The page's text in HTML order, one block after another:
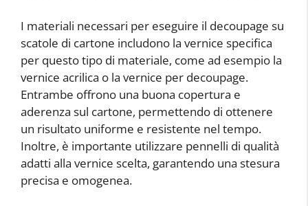
I materiali necessari per eseguire il decoupage su
scatole di cartone includono la vernice specifica
per questo tipo di materiale, come ad esempio la
vernice acrilica o la vernice per decoupage.
Entrambe offrono una buona copertura e
aderenza sul cartone, permettendo di ottenere
un risultato uniforme e resistente nel tempo.
Inoltre, è importante utilizzare pennelli di qualità
adatti alla vernice scelta, garantendo una stesura
precisa e omogenea.